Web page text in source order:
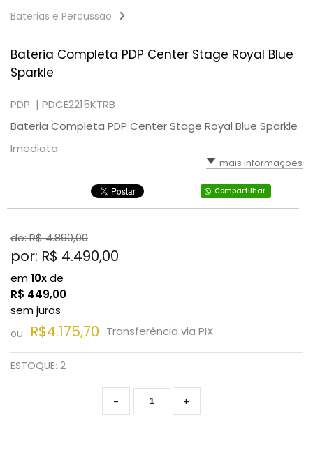
Baterias e Percussão
Bateria Completa PDP Center Stage Royal Blue
Sparkle
PDP | PDCE2215KTRB
Bateria Completa PDP Center Stage Royal Blue Sparkle
Imediata
mais informações
Compartilhar
de: R$4.890,00
por: R$ 4.490,00
em10xde
R$ 449,00
sem juros
ou R$4.175,70 Transferência via PIX
ESTOQUE: 2
+
-